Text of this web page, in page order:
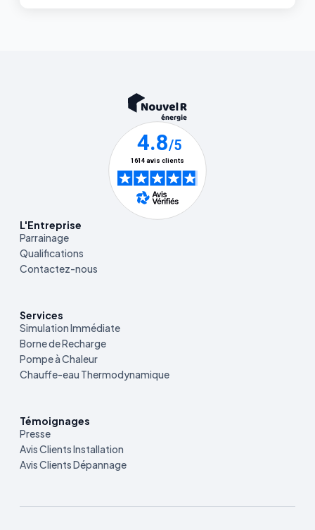
L'Entreprise
Parrainage
Qualifications
Contactez-nous
Services
Simulation Immédiate
Borne de Recharge
Pompe à Chaleur
Chauffe-eau Thermodynamique
Témoignages
Presse
Avis Clients Installation
Avis Clients Dépannage